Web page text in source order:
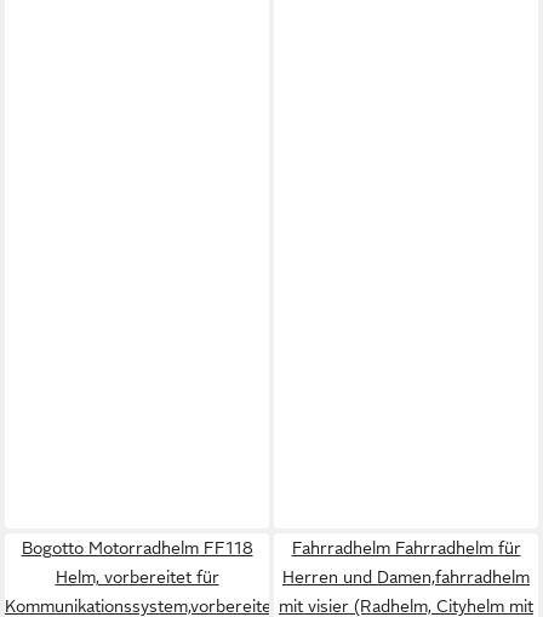
Bogotto Motorradhelm FF118
Helm, vorbereitet für
Kommunikationssystem,vorbereitet
Fahrradhelm Fahrradhelm für
Herren und Damen,fahrradhelm
mit visier (Radhelm, Cityhelm mit